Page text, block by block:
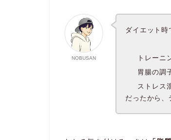
NOBUSAN
ダイエット時
トレーニ
胃腸の調
ストレス
だったから